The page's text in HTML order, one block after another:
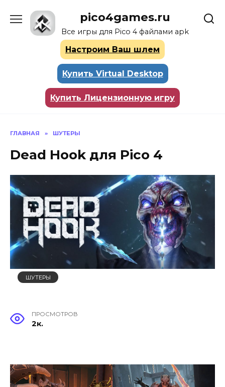
содержанию
pico4games.ru
Все игры для Pico 4 файлами apk
Настроим Ваш шлем
Купить Virtual Desktop
Купить Лицензионную игру
ГЛАВНАЯ » ШУТЕРЫ
Dead Hook для Pico 4
ШУТЕРЫ
ПРОСМОТРОВ
2к.